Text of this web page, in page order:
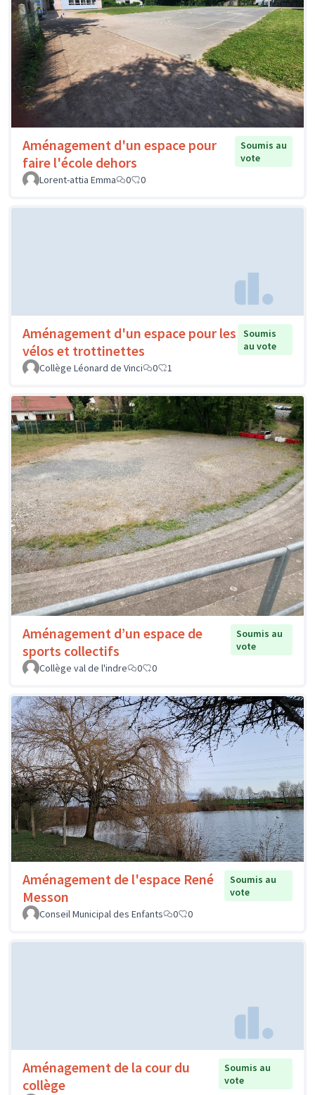
Aménagement d'un espace pour
faire l'école dehors
Soumis au
vote
Lorent-attia Emma
0 0
Aménagement d'un espace pour les
vélos et trottinettes
Soumis
au vote
Collège Léonard de Vinci
0 1
Aménagement d’un espace de
sports collectifs
Soumis au
vote
Collège val de l'indre
0 0
Aménagement de l'espace René
Messon
Soumis au
vote
Conseil Municipal des Enfants
0 0
Aménagement de la cour du
collège
Soumis au
vote